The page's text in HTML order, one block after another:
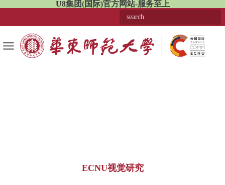
U8集团(国际)官方网站-服务至上
ECNU视觉研究